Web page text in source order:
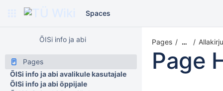
Spaces
ÕISi info ja abi
Pages
ÕISi info ja abi avalikule kasutajale
ÕISi info ja abi õppijale
Pages …
Page